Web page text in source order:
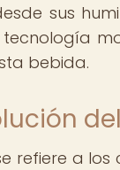
sus
bebida.
refiere a